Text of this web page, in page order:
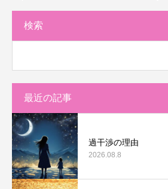
検索
最近の記事
過干渉の理由
2026.08.8